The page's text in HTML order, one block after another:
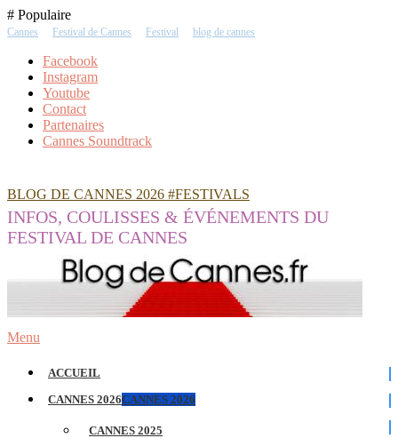
Skip
To
# Populaire
Cannes Festival de Cannes Festival blog de cannes
Facebook
Instagram
Youtube
Contact
Partenaires
Cannes Soundtrack
BLOG DE CANNES 2026 #FESTIVALS
INFOS, COULISSES & ÉVÉNEMENTS DU
FESTIVAL DE CANNES
Menu
ACCUEIL
CANNES 2026CANNES 2026
CANNES 2025